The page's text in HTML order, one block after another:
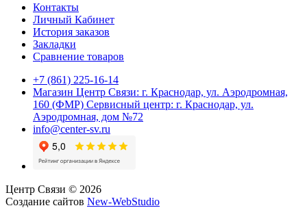
Контакты
Личный Кабинет
История заказов
Закладки
Сравнение товаров
+7 (861) 225-16-14
Магазин Центр Связи: г. Краснодар, ул. Аэродромная,
160 (ФМР) Сервисный центр: г. Краснодар, ул.
Аэродромная, дом №72
info@center-sv.ru
Центр Связи © 2026
Создание сайтов New-WebStudio